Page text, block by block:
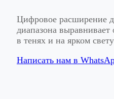
Цифровое расширение
диапазона выравнивает
в тенях и на ярком
Написать нам в